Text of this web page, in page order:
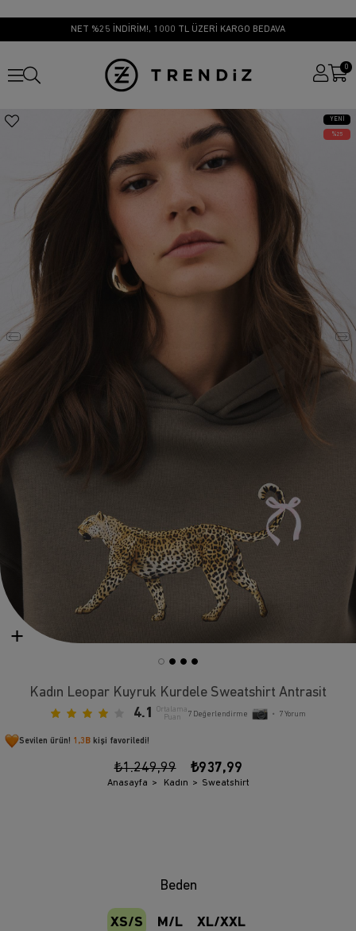
NET %25 İNDİRİM!, 1000 TL ÜZERİ KARGO BEDAVA
0
YENI
ÜRÜN
25
Kadın Leopar Kuyruk Kurdele Sweatshirt Antrasit
4.1
Ortalama
Puan
7 Değerlendirme • 7Yorum
Sevilen ürün! 1,3B kişi favoriledi!
₺1.249,99 ₺937,99
Anasayfa Kadın Sweatshirt
Beden
XS/S M/L XL/XXL